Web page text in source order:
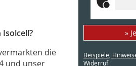
die
und unser
»
Beispiele,
Widerruf